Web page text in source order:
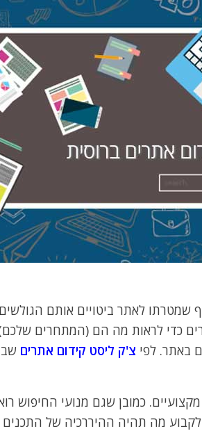
לאתר ביטויים אותם
לראות מה הם (המתחרים שלכם)
באתר. לפי צ'ק ליסט קידום אתרים
כמובן שגם מנועי
מה תהיה ההיררכיה של